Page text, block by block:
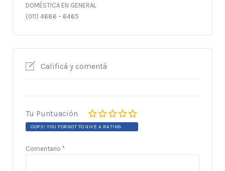
DOMÉSTICA EN GENERAL
(011) 4686 – 6465
Calificá y comentá
Tu Puntuación
OOPS! YOU FORGOT TO GIVE A RATING.
Comentario *